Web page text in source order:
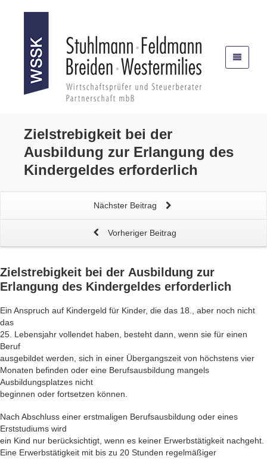
Zielstrebigkeit bei der
Ausbildung zur Erlangung des
Kindergeldes erforderlich
Nächster Beitrag
Vorheriger Beitrag
Zielstrebigkeit bei der Ausbildung zur
Erlangung des Kindergeldes erforderlich
Ein Anspruch auf Kindergeld für Kinder, die das 18., aber noch nicht
das
25. Lebensjahr vollendet haben, besteht dann, wenn sie für einen
Beruf
ausgebildet werden, sich in einer Übergangszeit von höchstens vier
Monaten befinden oder eine Berufsausbildung mangels
Ausbildungsplatzes nicht
beginnen oder fortsetzen können.
Nach Abschluss einer erstmaligen Berufsausbildung oder eines
Erststudiums wird
ein Kind nur berücksichtigt, wenn es keiner Erwerbstätigkeit nachgeht.
Eine Erwerbstätigkeit mit bis zu 20 Stunden regelmäßiger